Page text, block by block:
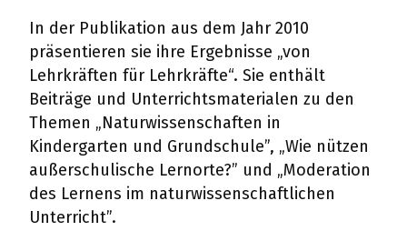
In der Publikation aus dem Jahr 2010
präsentieren sie ihre Ergebnisse „von
Lehrkräften für Lehrkräfte“. Sie enthält
Beiträge und Unterrichtsmaterialen zu den
Themen „Naturwissenschaften in
Kindergarten und Grundschule”, „Wie nützen
außerschulische Lernorte?” und „Moderation
des Lernens im naturwissenschaftlichen
Unterricht”.